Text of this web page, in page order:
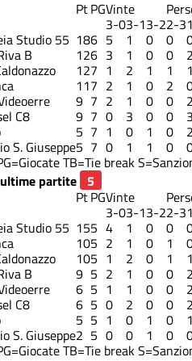
PtPGVinte
3-03-13-22-3
Studio 55 186 5 1 0 0
B 126 3 1 0 0 2
127 1 2 1 1 1
117 2 1 0 2
9 7 2 1 0 0 2
C8 9 7 0 3 0 0 3
5 7 1 0 1 0 2
S. Giuseppe5 7 0 1 1 0
TB=Tie break
partite
PtPGVinte
3-03-13-22-3
Studio 55 155 4 1 0 0
105 2 1 0 1
105 1 2 0 1 1
B 9 5 2 1 0 0 2
6 5 1 1 0 0 2
C8 6 5 0 2 0 0 2
5 5 1 0 1 0 1
S. Giuseppe2 5 0 0 1 0
TB=Tie break